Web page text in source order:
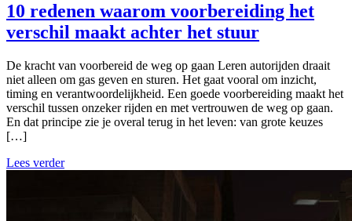
10 redenen waarom voorbereiding het
verschil maakt achter het stuur
De kracht van voorbereid de weg op gaan Leren autorijden draait
niet alleen om gas geven en sturen. Het gaat vooral om inzicht,
timing en verantwoordelijkheid. Een goede voorbereiding maakt het
verschil tussen onzeker rijden en met vertrouwen de weg op gaan.
En dat principe zie je overal terug in het leven: van grote keuzes
[…]
Lees verder